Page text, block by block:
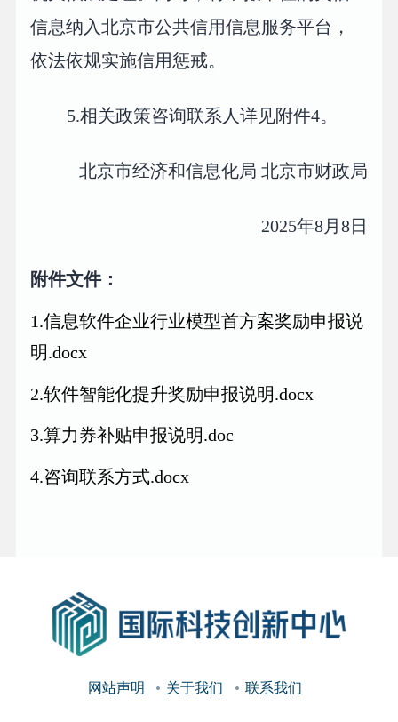
信息纳入北京市公共信用信息服务平台，
依法依规实施信用惩戒。
5.相关政策咨询联系人详见附件4。
北京市经济和信息化局 北京市财政局
2025年8月8日
附件文件：
1.信息软件企业行业模型首方案奖励申报说
明.docx
2.软件智能化提升奖励申报说明.docx
3.算力券补贴申报说明.doc
4.咨询联系方式.docx
网站声明 关于我们 联系我们